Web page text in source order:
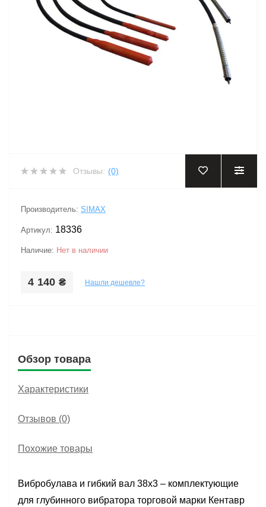
Отзывы: (0)
Производитель: SIMAX
Артикул: 18336
Наличие: Нет в наличии
4 140 ₴ Нашли дешевле?
Обзор товара
Характеристики
Отзывов (0)
Похожие товары
Вибробулава и гибкий вал 38х3 – комплектующие
для глубиннoго вибратoра торговой марки Кентавр